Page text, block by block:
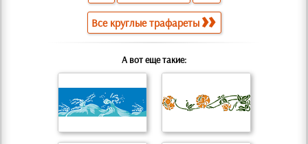
Все круглые трафареты
А вот еще такие: